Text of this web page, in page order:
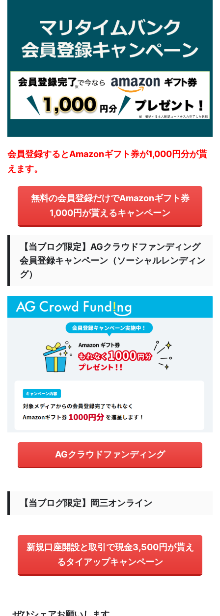
会員登録するとAmazonギフト券が1,000円分が貰
えます。
無料の会員登録だけでAmazonギフト券
1,000円が貰えるキャンペーン
【当ブログ限定】AGクラウドファンディング
会員登録キャンペーン（ソーシャルレンディン
グ）
AGクラウドファンディング
【当ブログ限定】岡三オンライン
新規口座開設と取引で現金3,500円が貰え
るタイアップキャンペーン